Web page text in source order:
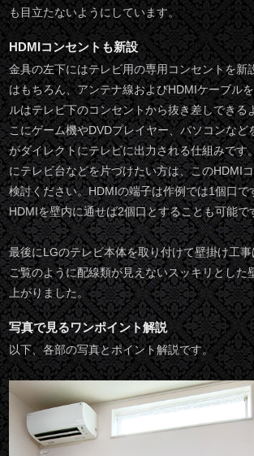
も目立たないようにしています。
HDMIコンセントも新設
金具の左下にはテレビ用の専用コンセントを新
はもちろん、アンテナ線およびHDMIケーブル
ルはテレビ下のコンセントから抜き差しできる
こにゲーム機やDVDプレイヤー、パソコンなど
がダイレクトにテレビに出力される仕組みです
にテレビ台などを片づけたい方は、このHDMI
検討ください。HDMIの端子は作例では1個口で
HDMIを壁内に通せば2個口とすることも可能で
最後にLGのテレビ本体を取り付けて壁掛け工
ご覧のように配線類が見えないスッキリとした
上がりました。
写真で見るワンポイント解説
以下、各部の写真とポイント解説です。